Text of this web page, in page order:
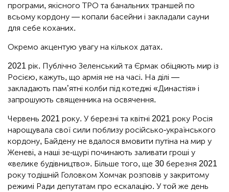
програми, якісного ТРО та банальних траншей по
всьому кордону — копали басейни і закладали сауни
для себе коханих.
Окремо акцентую увагу на кількох датах.
2021 рік. Публічно Зеленський та Єрмак обіцяють мир із
Росією, кажуть, що армія не на часі. На ділі —
закладають памʼятні колби під котеджі «Династія» і
запрошують священника на освячення.
Червень 2021 року. У березні та квітні 2021 року Росія
нарощувала свої сили поблизу російсько-українського
кордону, Байдену не вдалося вмовити путіна на мир у
Женеві, а наші зе-щурі починають заливати гроші у
«велике будівництво». Більше того, ще 30 березня 2021
року тодішній Головком Хомчак розповів у закритому
режимі Ради депутатам про ескалацію. У той же день